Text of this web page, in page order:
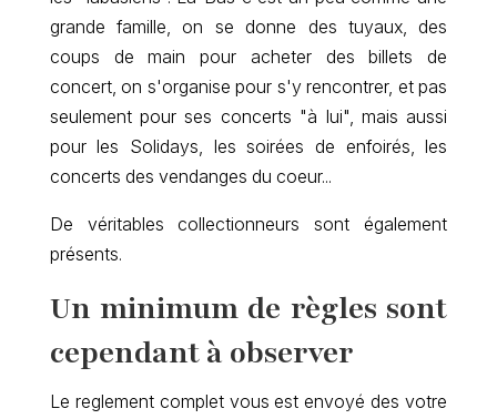
grande famille, on se donne des tuyaux, des
coups de main pour acheter des billets de
concert, on s'organise pour s'y rencontrer, et pas
seulement pour ses concerts "à lui", mais aussi
pour les Solidays, les soirées de enfoirés, les
concerts des vendanges du coeur...
De véritables collectionneurs sont également
présents.
Un minimum de règles sont
cependant à observer
Le reglement complet vous est envoyé des votre